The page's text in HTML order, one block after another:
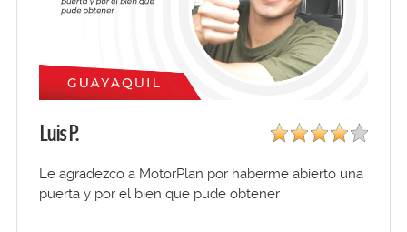
Luis P.
Le agradezco a MotorPlan por haberme abierto una
puerta y por el bien que pude obtener